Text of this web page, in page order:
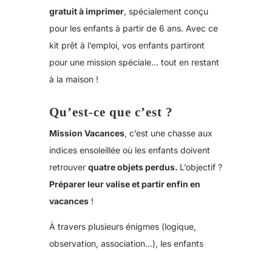
gratuit à imprimer, spécialement conçu
pour les enfants à partir de 6 ans. Avec ce
kit prêt à l’emploi, vos enfants partiront
pour une mission spéciale… tout en restant
à la maison !
Qu’est-ce que c’est ?
Mission Vacances, c’est une chasse aux
indices ensoleillée où les enfants doivent
retrouver quatre objets perdus. L’objectif ?
Préparer leur valise et partir enfin en
vacances!
À travers plusieurs énigmes (logique,
observation, association…), les enfants